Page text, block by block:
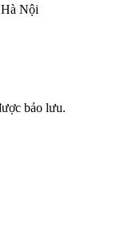
Nội
bảo lưu.